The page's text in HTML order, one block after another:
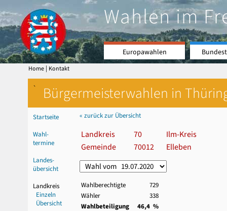
Wahlen im
Europawahlen
Home | Kontakt
` Bürgermeisterwahlen in
Startseite
Wahl-
termine
Landes-
übersicht
Landkreis
Einzeln
Übersicht
« zurück zur Übersicht
Landkreis 70
Ilm-Kreis
Gemeinde
70012 Elleben
Wahlberechtigte
729
Wähler
338
Wahlbeteiligung
46,4 %